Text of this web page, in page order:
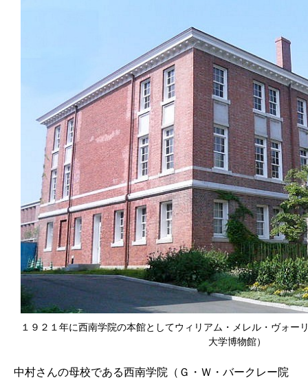
１９２１年に西南学院の本館としてウィリアム・メレル・ヴォー
大学博物館）
中村さんの母校である西南学院（Ｇ・Ｗ・バークレー院